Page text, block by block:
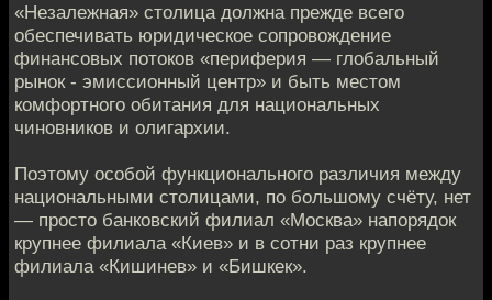
«Незалежная» столица должна прежде всего
обеспечивать юридическое сопровождение
финансовых потоков «периферия — глобальный
рынок - эмиссионный центр» и быть местом
комфортного обитания для национальных
чиновников и олигархии.
Поэтому особой функционального различия между
национальными столицами, по большому счёту, нет
— просто банковский филиал «Москва» напорядок
крупнее филиала «Киев» и в сотни раз крупнее
филиала «Кишинев» и «Бишкек».